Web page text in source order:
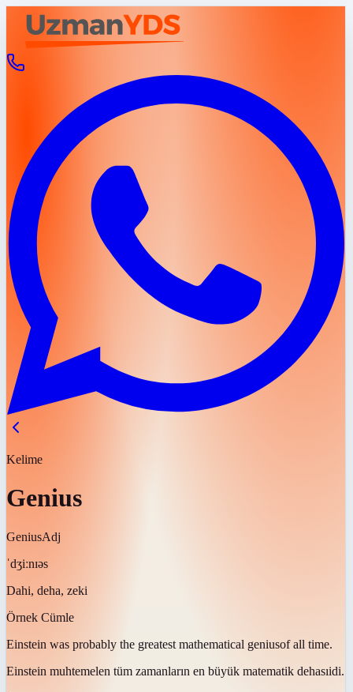
Kelime
Genius
GeniusAdj
ˈdʒiːnɪəs
Dahi, deha, zeki
Örnek Cümle
Einstein was probably the greatest mathematical geniusof all time.
Einstein muhtemelen tüm zamanların en büyük matematik dehasıidi.